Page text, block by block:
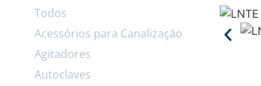
Todos
Acessórios para Canalização
Agitadores
Autoclaves